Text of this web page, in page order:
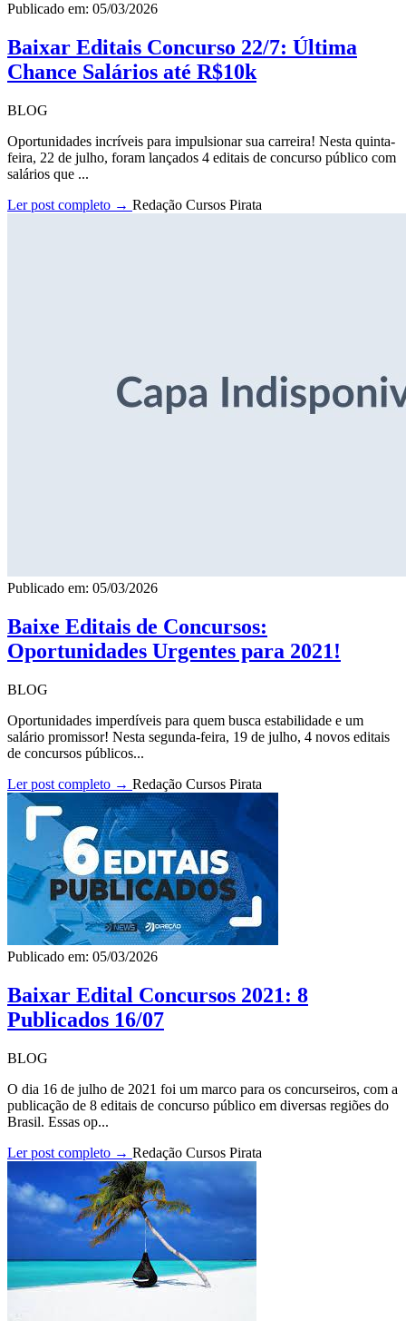
Publicado em: 05/03/2026
Baixar Editais Concurso 22/7: Última
Chance Salários até R$10k
BLOG
Oportunidades incríveis para impulsionar sua carreira! Nesta quinta-
feira, 22 de julho, foram lançados 4 editais de concurso público com
salários que ...
Ler post completo → Redação Cursos Pirata
Publicado em: 05/03/2026
Baixe Editais de Concursos:
Oportunidades Urgentes para 2021!
BLOG
Oportunidades imperdíveis para quem busca estabilidade e um
salário promissor! Nesta segunda-feira, 19 de julho, 4 novos editais
de concursos públicos...
Ler post completo → Redação Cursos Pirata
Publicado em: 05/03/2026
Baixar Edital Concursos 2021: 8
Publicados 16/07
BLOG
O dia 16 de julho de 2021 foi um marco para os concurseiros, com a
publicação de 8 editais de concurso público em diversas regiões do
Brasil. Essas op...
Ler post completo → Redação Cursos Pirata